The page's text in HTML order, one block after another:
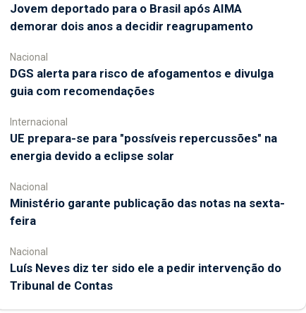
Jovem deportado para o Brasil após AIMA
demorar dois anos a decidir reagrupamento
Nacional
DGS alerta para risco de afogamentos e divulga
guia com recomendações
Internacional
UE prepara-se para "possíveis repercussões" na
energia devido a eclipse solar
Nacional
Ministério garante publicação das notas na sexta-
feira
Nacional
Luís Neves diz ter sido ele a pedir intervenção do
Tribunal de Contas